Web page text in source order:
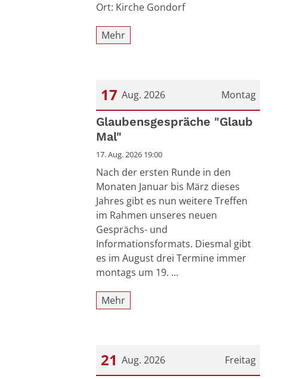
Ort: Kirche Gondorf
Mehr
Montag
17 Aug. 2026
Datum: 17. August 2026
Glaubensgespräche "Glaub
Mal"
17. Aug. 2026 19:00
Nach der ersten Runde in den
Monaten Januar bis März dieses
Jahres gibt es nun weitere Treffen
im Rahmen unseres neuen
Gesprächs- und
Informationsformats. Diesmal gibt
es im August drei Termine immer
montags um 19. ...
Mehr
Freitag
21 Aug. 2026